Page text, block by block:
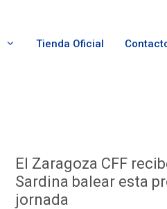
Tienda Oficial
El Zaragoza CFF
Sardina balear esta
jornada